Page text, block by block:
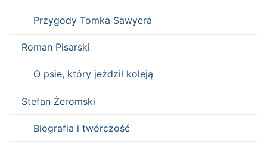
Przygody Tomka Sawyera
Roman Pisarski
O psie, który jeździł koleją
Stefan Żeromski
Biografia i twórczość